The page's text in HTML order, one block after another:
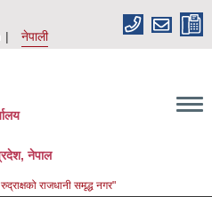
नेपाली
नेपाल
रुद्राक्षको राजधानी समृद्ध नगर"